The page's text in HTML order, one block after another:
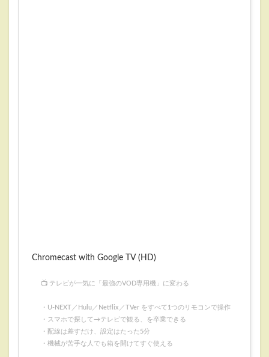
Chromecast with Google TV (HD)
📺 テレビが一気に「最強のVOD専用機」に変わる
・U-NEXT／Hulu／Netflix／TVer をすべて1つのリモコンで操作
・スマホで探して→テレビで観る、を卒業できる
・配線は差すだけ、設定はたった5分
・機械が苦手な人でも箱を開けてすぐ使える